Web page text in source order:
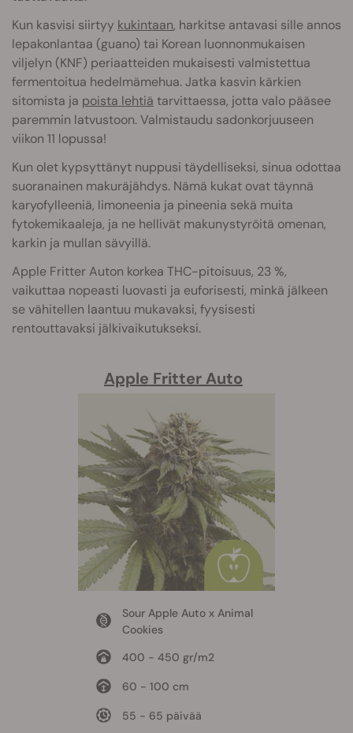
Kun kasvisi siirtyy kukintaan, harkitse antavasi sille annos
lepakonlantaa (guano) tai Korean luonnonmukaisen
viljelyn (KNF) periaatteiden mukaisesti valmistettua
fermentoitua hedelmämehua. Jatka kasvin kärkien
sitomista ja poista lehtiä tarvittaessa, jotta valo pääsee
paremmin latvustoon. Valmistaudu sadonkorjuuseen
viikon 11 lopussa!
Kun olet kypsyttänyt nuppusi täydelliseksi, sinua odottaa
suoranainen makuräjähdys. Nämä kukat ovat täynnä
karyofylleeniä, limoneenia ja pineenia sekä muita
fytokemikaaleja, ja ne hellivät makunystyröitä omenan,
karkin ja mullan sävyillä.
Apple Fritter Auton korkea THC-pitoisuus, 23 %,
vaikuttaa nopeasti luovasti ja euforisesti, minkä jälkeen
se vähitellen laantuu mukavaksi, fyysisesti
rentouttavaksi jälkivaikutukseksi.
Apple Fritter Auto
Sour Apple Auto x Animal
Cookies
400 - 450 gr/m2
60 - 100 cm
55 - 65 päivää